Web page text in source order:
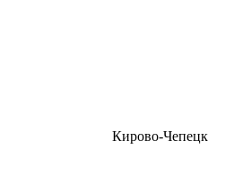
Кирово-Чепецк